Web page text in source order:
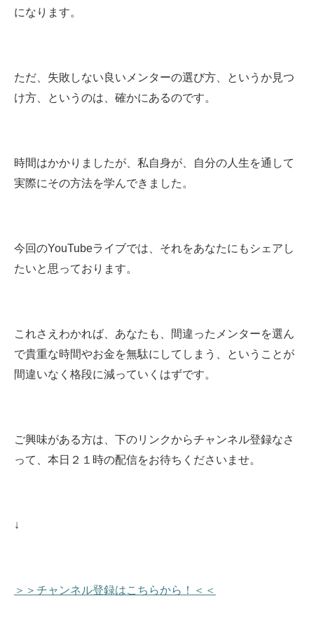
になります。
ただ、失敗しない良いメンターの選び方、というか見つ
け方、というのは、確かにあるのです。
時間はかかりましたが、私自身が、自分の人生を通して
実際にその方法を学んできました。
今回のYouTubeライブでは、それをあなたにもシェアし
たいと思っております。
これさえわかれば、あなたも、間違ったメンターを選ん
で貴重な時間やお金を無駄にしてしまう、ということが
間違いなく格段に減っていくはずです。
ご興味がある方は、下のリンクからチャンネル登録なさ
って、本日 ２１時の配信をお待ちくださいませ。
↓
＞＞チャンネル登録はこちらから！＜＜